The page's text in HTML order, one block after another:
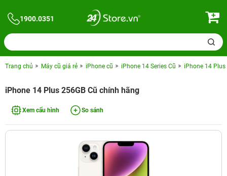
1900.0351
Trang chủ Máy cũ giá rẻ iPhone cũ iPhone 14 Series Cũ iPhone 14 Plus
iPhone 14 Plus 256GB Cũ chính hãng
Xem cấu hình So sánh